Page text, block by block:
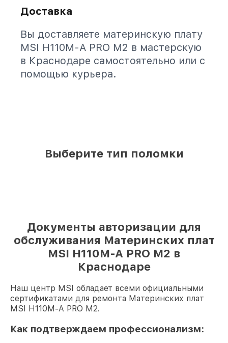
Доставка
Вы доставляете материнскую плату
MSI H110M-A PRO M2 в мастерскую
в Краснодаре самостоятельно или с
помощью курьера.
Выберите тип поломки
Документы авторизации для
обслуживания Материнских плат
MSI H110M-A PRO M2 в
Краснодаре
Наш центр MSI обладает всеми официальными
сертификатами для ремонта Материнских плат
MSI H110M-A PRO M2.
Как подтверждаем профессионализм: